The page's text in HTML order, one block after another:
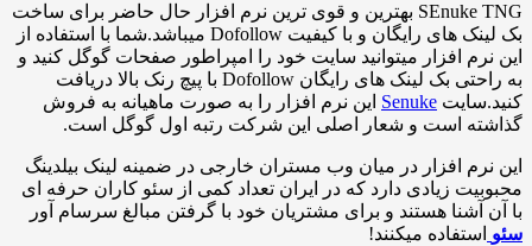
SEnuke TNG بهترین و قوی ترین نرم افزار حال حاضر برای ساخت
بک لینک های رایگان و با کیفیت Dofollow میباشد.شما با استفاده از
افزار میتوانید سایت خود را امپراطور صفحات گوگل کنید و
به راحتی بک لینک های رایگان Dofollow با پیچ رنک بالا دریافت
Senukeاین نرم افزار را به صورت ماهیانه به فروش
است و شعار اصلی این شرکت رتبه اول گوگل است.
افزار در میان وب مستران خارجی در ضمینه لینک بیلدینگ
زیادی دارد که در ایران تعداد کمی از سئو کاران حرفه ای
هستند و برای مشتریان خود با گرفتن مبالغ سرسام آور
میکنند!